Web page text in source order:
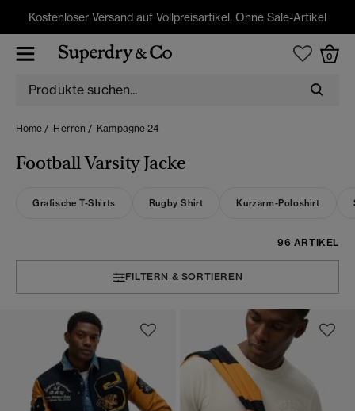
Kostenloser Versand auf Vollpreisartikel. Ohne Sale-Artikel
0
Home Herren Kampagne 24
Football Varsity Jacke
Grafische T-Shirts Rugby Shirt Kurzarm-Poloshirt
96 ARTIKEL
FILTERN & SORTIEREN